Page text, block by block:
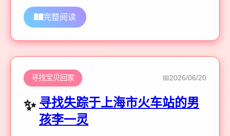
完整阅读
寻找宝贝回家 2026/06/20
寻找失踪于上海市火车站的男
孩李一灵